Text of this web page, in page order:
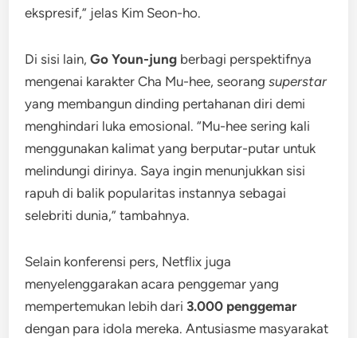
ekspresif,” jelas Kim Seon-ho.
Di sisi lain,Go Youn-jung berbagi perspektifnya
mengenai karakter Cha Mu-hee, seorangsuperstar
yang membangun dinding pertahanan diri demi
menghindari luka emosional. “Mu-hee sering kali
menggunakan kalimat yang berputar-putar untuk
melindungi dirinya. Saya ingin menunjukkan sisi
rapuh di balik popularitas instannya sebagai
selebriti dunia,” tambahnya.
Selain konferensi pers, Netflix juga
menyelenggarakan acara penggemar yang
mempertemukan lebih dari 3.000 penggemar
dengan para idola mereka. Antusiasme masyarakat